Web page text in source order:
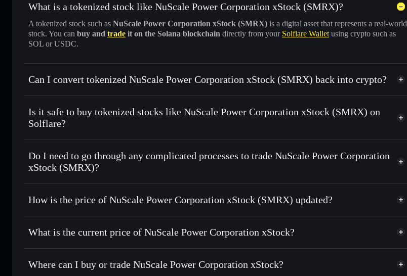
What is a tokenized stock like NuScale Power Corporation xStock (SMRX)?
A tokenized stock such as NuScale Power Corporation xStock (SMRX) is a digital asset that represents a real-world
stock. You can buy and trade it on the Solana blockchain directly from your Solflare Wallet using crypto such as
SOL or USDC.
Can I convert tokenized NuScale Power Corporation xStock (SMRX) back into crypto?
NuScale Power Corporation xStock swapped for USDC or SOL anytime
Is it safe to buy tokenized stocks like NuScale Power Corporation xStock (SMRX) on
Solflare?
1:1 backed, on-chain, and transparently verified
Do I need to go through any complicated processes to trade NuScale Power Corporation
xStock (SMRX)?
How is the price of NuScale Power Corporation xStock (SMRX) updated?
NuScale Power Corporation xStock
match the real-world stock
price
What is the current price of NuScale Power Corporation xStock?
NuScale Power Corporation xStock
$9.38
0.74%
Where can I buy or trade NuScale Power Corporation xStock?